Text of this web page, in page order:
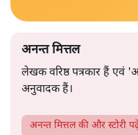
अनन्त मित्तल
लेखक वरिष्ठ पत्रकार हैं एवं
अनुवादक हैं।
अनन्त मित्तलकी और स्टोरी